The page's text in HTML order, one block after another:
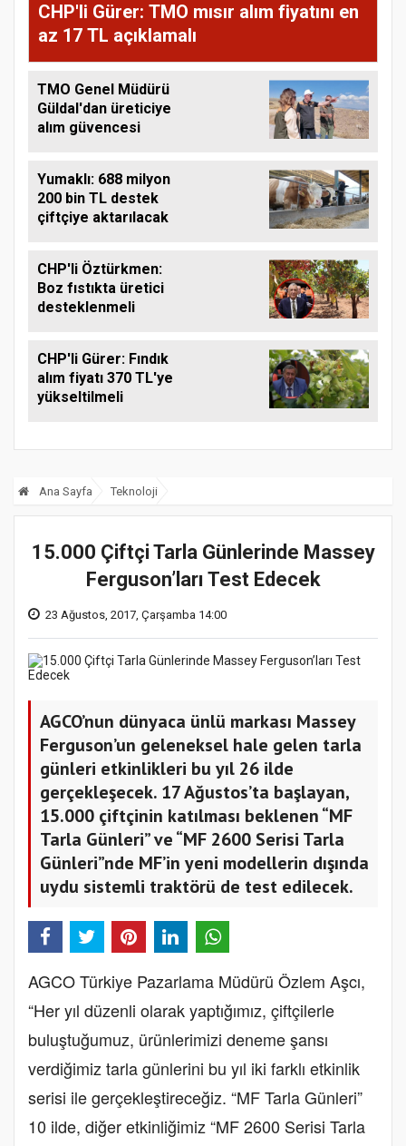
CHP'li Gürer: TMO mısır alım fiyatını en
az 17 TL açıklamalı
TMO Genel Müdürü
Güldal'dan üreticiye
alım güvencesi
Yumaklı: 688 milyon
200 bin TL destek
çiftçiye aktarılacak
CHP'li Öztürkmen:
Boz fıstıkta üretici
desteklenmeli
CHP'li Gürer: Fındık
alım fiyatı 370 TL'ye
yükseltilmeli
Ana Sayfa Teknoloji
15.000 Çiftçi Tarla Günlerinde Massey
Ferguson’ları Test Edecek
23 Ağustos, 2017, Çarşamba 14:00
AGCO’nun dünyaca ünlü markası Massey
Ferguson’un geleneksel hale gelen tarla
günleri etkinlikleri bu yıl 26 ilde
gerçekleşecek. 17 Ağustos’ta başlayan,
15.000 çiftçinin katılması beklenen “MF
Tarla Günleri” ve “MF 2600 Serisi Tarla
Günleri”nde MF’in yeni modellerin dışında
uydu sistemli traktörü de test edilecek.
AGCO Türkiye Pazarlama Müdürü Özlem Aşcı,
“Her yıl düzenli olarak yaptığımız, çiftçilerle
buluştuğumuz, ürünlerimizi deneme şansı
verdiğimiz tarla günlerini bu yıl iki farklı etkinlik
serisi ile gerçekleştireceğiz. “MF Tarla Günleri”
10 ilde, diğer etkinliğimiz “MF 2600 Serisi Tarla